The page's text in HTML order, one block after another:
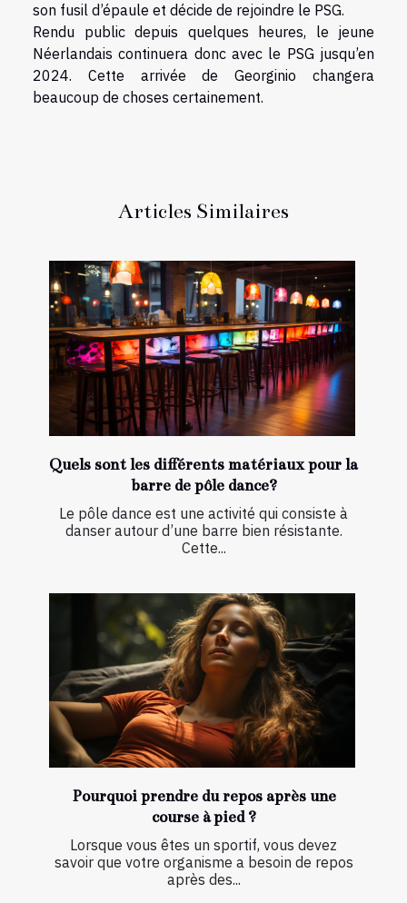
son fusil d’épaule et décide de rejoindre le PSG.
Rendu public depuis quelques heures, le jeune
Néerlandais continuera donc avec le PSG jusqu’en
2024. Cette arrivée de Georginio changera
beaucoup de choses certainement.
Articles Similaires
Quels sont les différents matériaux pour la
barre de pôle dance?
Le pôle dance est une activité qui consiste à
danser autour d’une barre bien résistante.
Cette...
Pourquoi prendre du repos après une
course à pied ?
Lorsque vous êtes un sportif, vous devez
savoir que votre organisme a besoin de repos
après des...